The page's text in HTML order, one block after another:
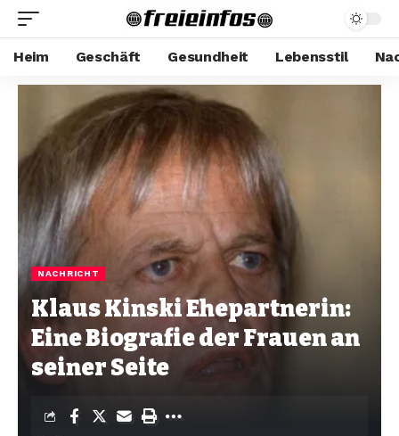
Heim Geschäft Gesundheit Lebensstil
NACHRICHT
Klaus Kinski Ehepartnerin:
Eine Biografie der Frauen an
seiner Seite